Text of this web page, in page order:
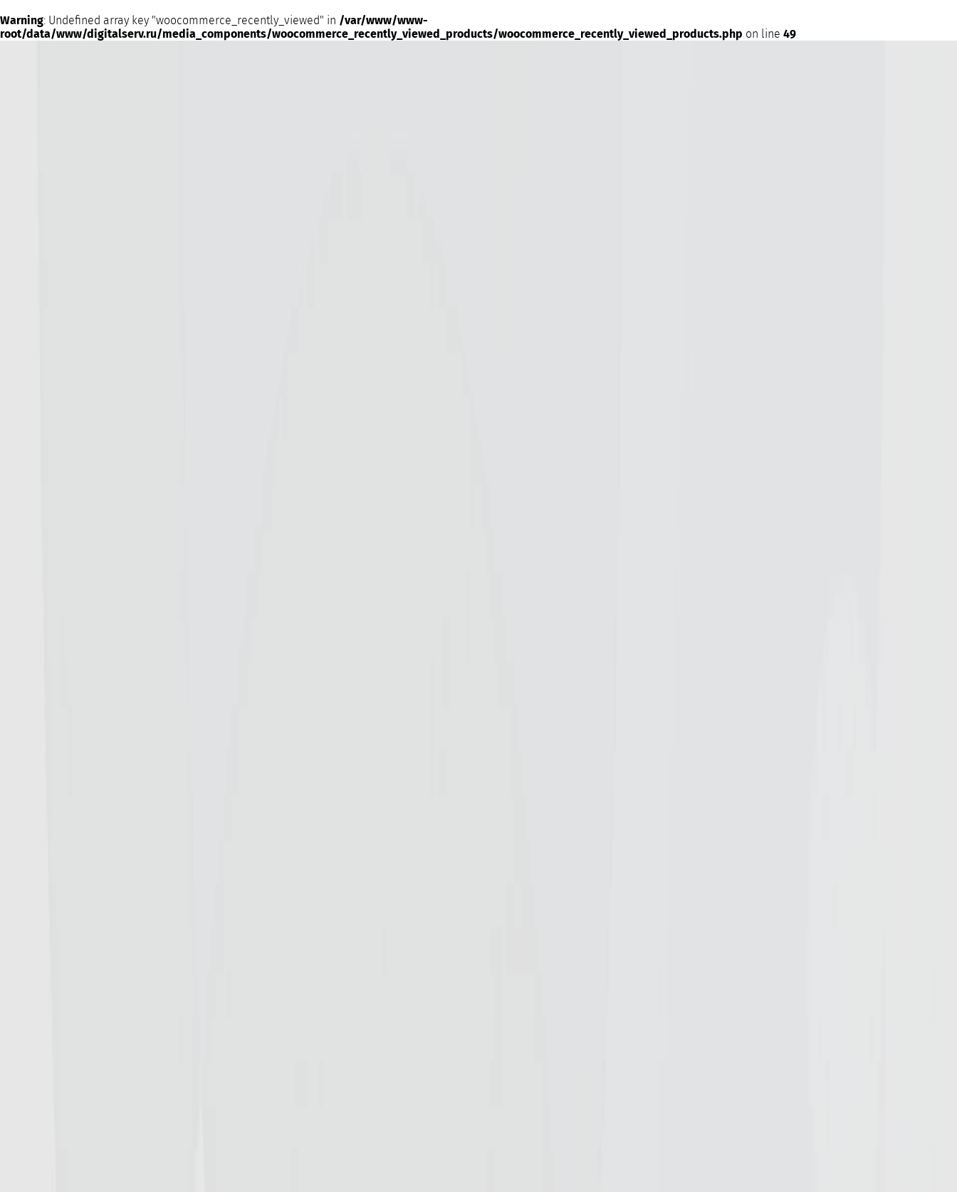
Warning: Undefined array key "woocommerce_recently_viewed" in /var/www/www-
root/data/www/digitalserv.ru/media_components/woocommerce_recently_viewed_products/woocommerce_recently_viewed_products.php on line 49